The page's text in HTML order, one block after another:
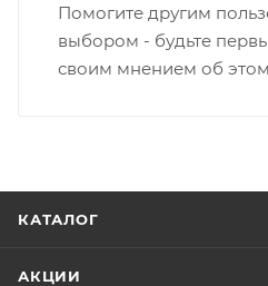
Помогите другим
выбором - будьте
своим мнением об
КАТАЛОГ
АКЦИИ